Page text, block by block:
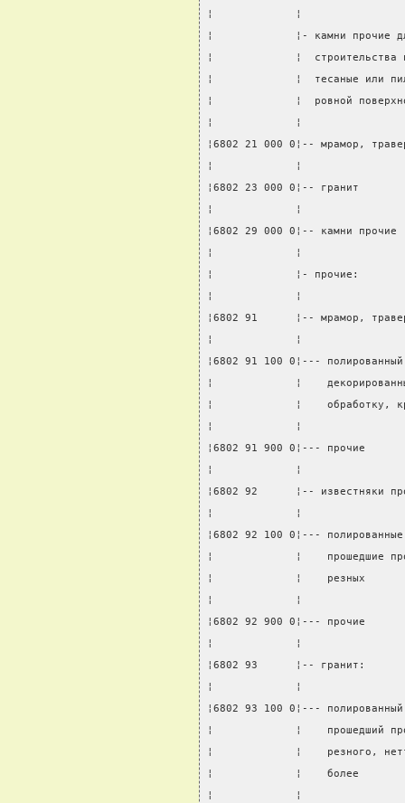
¦             ¦
¦             ¦- камни прочие
¦             ¦
¦             ¦  тесаные или
¦             ¦  ровной
¦             ¦
¦6802 21 000 0¦-- мрамор,
¦             ¦
¦6802 23 000 0¦--
¦             ¦
¦6802 29 000 0¦-- камни
¦             ¦
¦             ¦- прочие:
¦             ¦
¦6802 91      ¦-- мрамор,
¦             ¦
¦6802 91 100 0¦---
¦             ¦
¦             ¦    обработку,
¦             ¦
¦6802 91 900 0¦---
¦             ¦
¦6802 92      ¦--
¦             ¦
¦6802 92 100 0¦---
¦             ¦    прошедшие
¦             ¦    резных
¦             ¦
¦6802 92 900 0¦---
¦             ¦
¦6802 93      ¦--
¦             ¦
¦6802 93 100 0¦---
¦             ¦    прошедший
¦             ¦    резного,
¦             ¦    более
¦             ¦